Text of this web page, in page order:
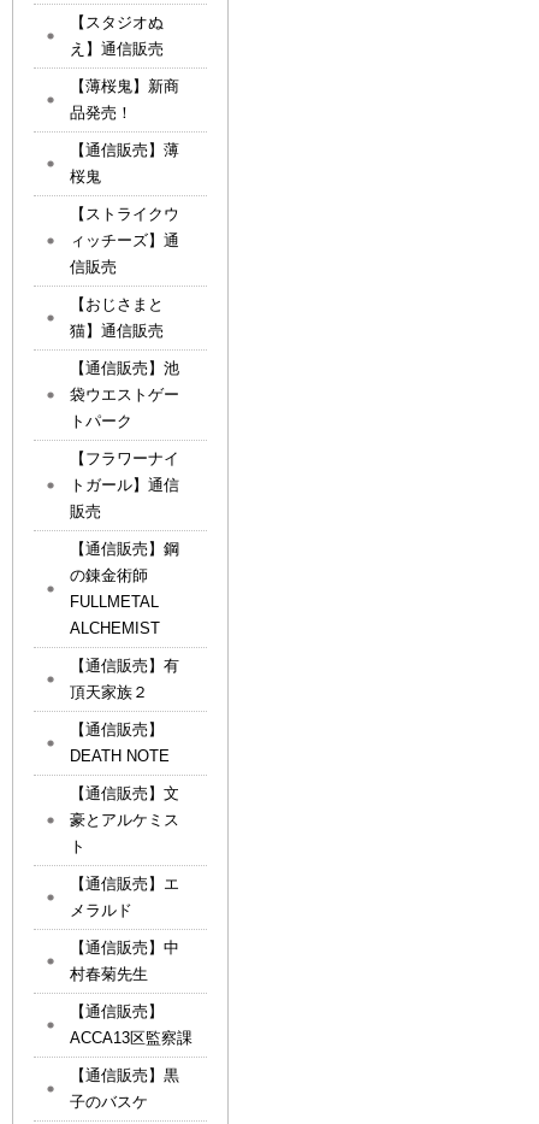
【スタジオぬ
え】通信販売
【薄桜鬼】新商
品発売！
【通信販売】薄
桜鬼
【ストライクウ
ィッチーズ】通
信販売
【おじさまと
猫】通信販売
【通信販売】池
袋ウエストゲー
トパーク
【フラワーナイ
トガール】通信
販売
【通信販売】鋼
の錬金術師
FULLMETAL
ALCHEMIST
【通信販売】有
頂天家族２
【通信販売】
DEATH NOTE
【通信販売】文
豪とアルケミス
ト
【通信販売】エ
メラルド
【通信販売】中
村春菊先生
【通信販売】
ACCA13区監察課
【通信販売】黒
子のバスケ